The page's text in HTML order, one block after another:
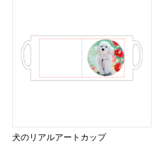
犬のリアルアートカップ